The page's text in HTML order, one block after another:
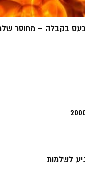
בקבלה – מחוסר